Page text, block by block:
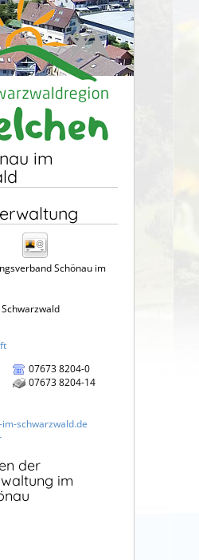
im
Schönau im
07673 8204-0
07673 8204-14
schwarzwald.de
der
im